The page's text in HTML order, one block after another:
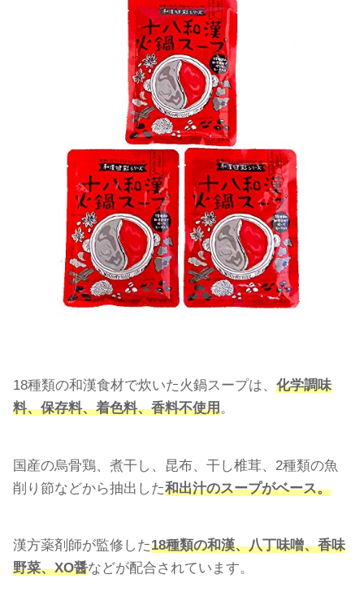
18種類の和漢食材で炊いた火鍋スープは、 化学調味
料、保存料、着色料、香料不使用。
国産の烏骨鶏、煮干し、昆布、干し椎茸、2種類の魚
削り節などから抽出した和出汁のスープがベース。
漢方薬剤師が監修した18種類の和漢、八丁味噌、香味
野菜、XO醤などが配合されています。